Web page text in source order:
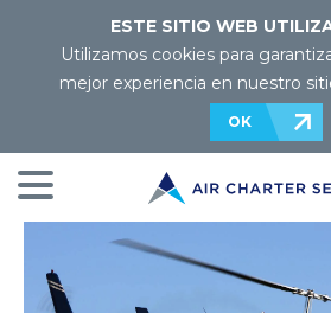
ESTE SITIO WEB
Utilizamos cookies para
mejor experiencia en nuestro
OK